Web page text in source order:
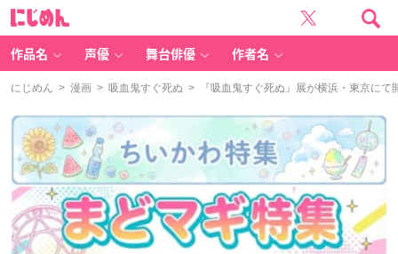
作品名 声優 舞台俳優 作者名
にじめん > 漫画 > 吸血鬼すぐ死ぬ > 『吸血鬼すぐ死ぬ』展が横浜・東京にて